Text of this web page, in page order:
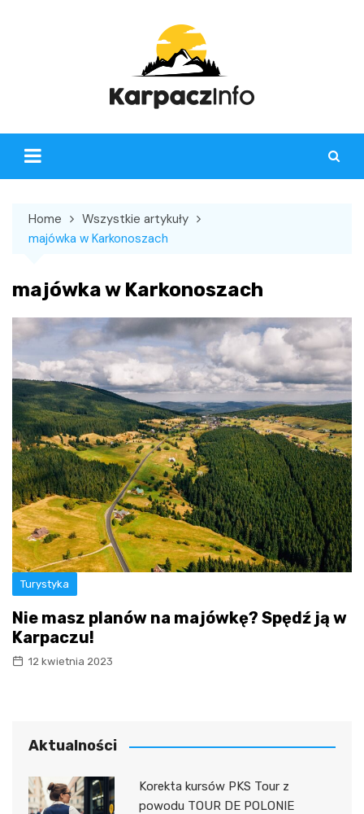
Home
Wszystkie artykuły
majówka w Karkonoszach
majówka w Karkonoszach
Turystyka
Nie masz planów na majówkę? Spędź ją w
Karpaczu!
12 kwietnia 2023
Aktualności
Korekta kursów PKS Tour z
powodu TOUR DE POLONIE